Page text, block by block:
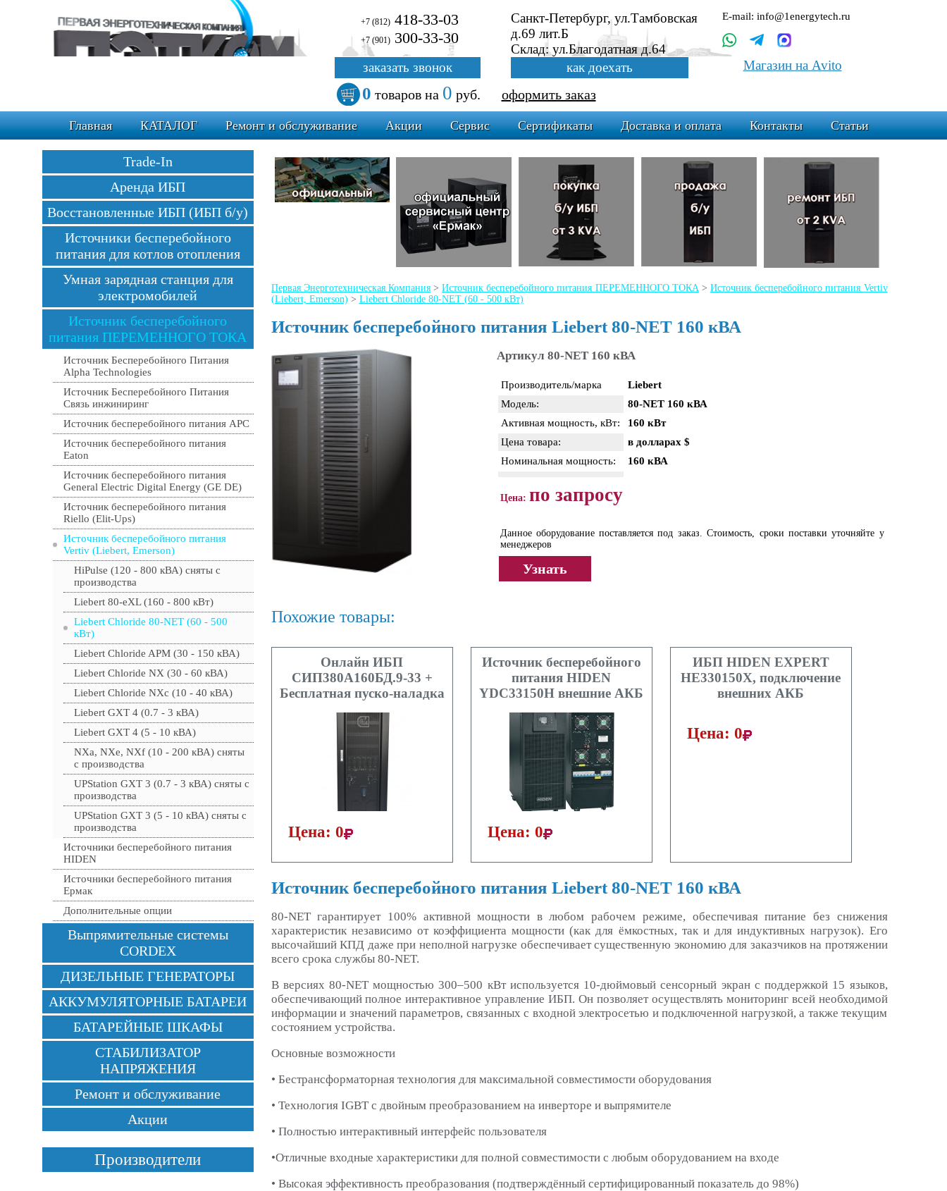
+7 (812)418-33-03
+7 (901)300-33-30
Санкт-Петербург, ул.Тамбовская
д.69 лит.Б
Склад: ул.Благодатная д.64
E-mail: info@1energytech.ru
Магазин на Avito
заказать звонок как доехать
0 товаровна 0 руб. оформить заказ
Главная КАТАЛОГ Ремонт и обслуживание Акции Сервис Сертификаты Доставка и оплата Контакты Статьи
Первая Энерготехническая Компания>Источник бесперебойного питания ПЕРЕМЕННОГО ТОКА>Источник бесперебойного питания Vertiv
(Liebert, Emerson) > Liebert Chloride 80-NET (60 - 500 кВт)
Источник бесперебойного питания Liebert 80-NET 160 кВА
Артикул 80-NET 160 кВА
Производитель/марка
Liebert
Модель:
80-NET 160 кВА
Активная мощность, кВт:
160 кВт
Цена товара:
в долларах $
Номинальная мощность:
160 кВА
Цена: по запросу
Данное оборудование поставляется под заказ. Стоимость, сроки поставки уточняйте у
менеджеров
Узнать
Похожие товары:
Онлайн ИБП
СИП380А160БД.9-33 +
Бесплатная пуско-наладка
Цена: 0
Источник бесперебойного
питания HIDEN
YDC33150H внешние АКБ
Цена: 0
ИБП HIDEN EXPERT
HE330150X, подключение
внешних АКБ
Цена: 0
Источник бесперебойного питания Liebert 80-NET 160 кВА
80-NET гарантирует 100% активной мощности в любом рабочем режиме, обеспечивая питание без снижения
характеристик независимо от коэффициента мощности (как для ёмкостных, так и для индуктивных нагрузок). Его
высочайший КПД даже при неполной нагрузке обеспечивает существенную экономию для заказчиков на протяжении
всего срока службы 80-NET.
В версиях 80-NET мощностью 300–500 кВт используется 10-дюймовый сенсорный экран с поддержкой 15 языков,
обеспечивающий полное интерактивное управление ИБП. Он позволяет осуществлять мониторинг всей необходимой
информации и значений параметров, связанных с входной электросетью и подключенной нагрузкой, а также текущим
состоянием устройства.
Основные возможности
• Бестрансформаторная технология для максимальной совместимости оборудования
• Технология IGBT с двойным преобразованием на инверторе и выпрямителе
• Полностью интерактивный интерфейс пользователя
•Отличные входные характеристики для полной совместимости с любым оборудованием на входе
• Высокая эффективность преобразования (подтверждённый сертифицированный показатель до 98%)
Trade-In
Аренда ИБП
Восстановленные ИБП (ИБП б/у)
Источники бесперебойного
питания для котлов отопления
Умная зарядная станция для
электромобилей
Источник бесперебойного
питания ПЕРЕМЕННОГО ТОКА
Источник Бесперебойного Питания
Alpha Technologies
Источник Бесперебойного Питания
Связь инжиниринг
Источник бесперебойного питания APC
Источник бесперебойного питания
Eaton
Источник бесперебойного питания
General Electric Digital Energy (GE DE)
Источник бесперебойного питания
Riello (Elit-Ups)
Источник бесперебойного питания
Vertiv (Liebert, Emerson)
HiPulse (120 - 800 кВА) сняты с
производства
Liebert 80-eXL (160 - 800 кВт)
Liebert Chloride 80-NET (60 - 500
кВт)
Liebert Chloride APM (30 - 150 кВА)
Liebert Chloride NX (30 - 60 кВА)
Liebert Chloride NXc (10 - 40 кВА)
Liebert GXT 4 (0.7 - 3 кВА)
Liebert GXT 4 (5 - 10 кВА)
NXa, NXe, NXf (10 - 200 кВА) сняты
с производства
UPStation GXT 3 (0.7 - 3 кВА) сняты с
производства
UPStation GXT 3 (5 - 10 кВА) сняты с
производства
Источники бесперебойного питания
HIDEN
Источники бесперебойного питания
Ермак
Дополнительные опции
Выпрямительные системы
CORDEX
ДИЗЕЛЬНЫЕ ГЕНЕРАТОРЫ
АККУМУЛЯТОРНЫЕ БАТАРЕИ
БАТАРЕЙНЫЕ ШКАФЫ
СТАБИЛИЗАТОР
НАПРЯЖЕНИЯ
Ремонт и обслуживание
Акции
Производители